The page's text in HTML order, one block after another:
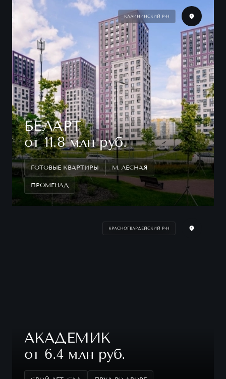
КАЛИНИНСКИЙ Р-Н
БЕЛАРТ
от 11.8 млн руб.
ГОТОВЫЕ КВАРТИРЫ М. ЛЕСНАЯ
ПРОМЕНАД
КРАСНОГВАРДЕЙСКИЙ Р-Н
АКАДЕМИК
от 6.4 млн руб.